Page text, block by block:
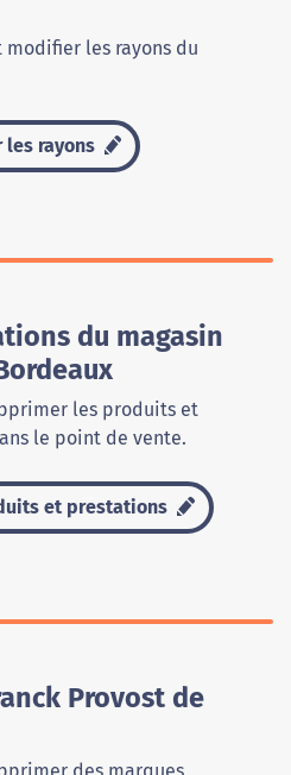
modifier les rayons du
rayons
du magasin
les produits et
le point de vente.
et prestations
Provost de